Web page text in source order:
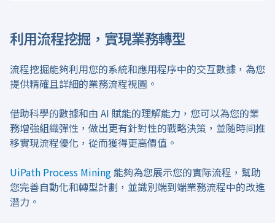
利用流程挖掘，實現業務轉型
流程挖掘能夠利用您的系統和應用程序中的交互數據，為您
提供精確且詳細的業務流程視圖。
借助科學的數據和由 AI 賦能的理解能力，您可以為您的業
務增強組織彈性，做出更有針對性的戰略決策，並随時间推
移實現流程優化，從而獲得更高價值。
UiPath Process Mining 能夠為您展示您的實际流程，幫助
您完善自動化和轉型計劃，並識別端到端業務流程中的改進
潛力。